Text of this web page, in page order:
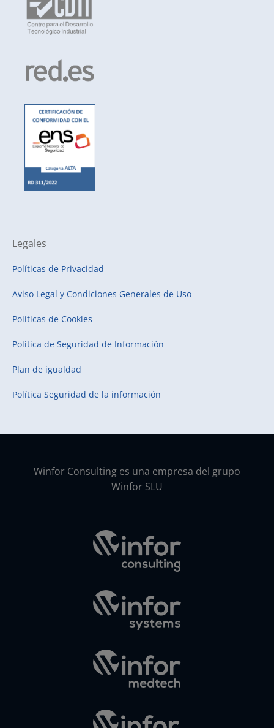
Legales
Políticas de Privacidad
Aviso Legal y Condiciones Generales de Uso
Políticas de Cookies
Politica de Seguridad de Información
Plan de igualdad
Política Seguridad de la información
Winfor Consulting es una empresa del grupo
Winfor SLU